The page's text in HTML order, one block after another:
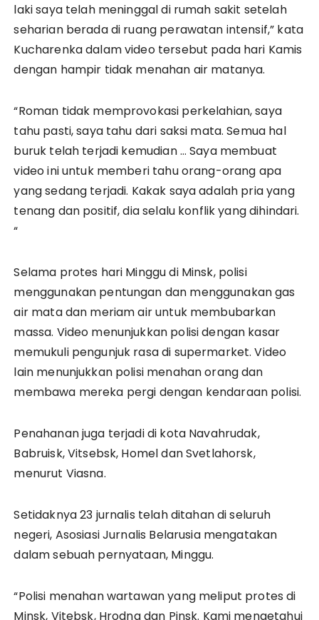
laki saya telah meninggal di rumah sakit setelah
seharian berada di ruang perawatan intensif,” kata
Kucharenka dalam video tersebut pada hari Kamis
dengan hampir tidak menahan air matanya.
“Roman tidak memprovokasi perkelahian, saya
tahu pasti, saya tahu dari saksi mata. Semua hal
buruk telah terjadi kemudian … Saya membuat
video ini untuk memberi tahu orang-orang apa
yang sedang terjadi. Kakak saya adalah pria yang
tenang dan positif, dia selalu konflik yang dihindari.
“
Selama protes hari Minggu di Minsk, polisi
menggunakan pentungan dan menggunakan gas
air mata dan meriam air untuk membubarkan
massa. Video menunjukkan polisi dengan kasar
memukuli pengunjuk rasa di supermarket. Video
lain menunjukkan polisi menahan orang dan
membawa mereka pergi dengan kendaraan polisi.
Penahanan juga terjadi di kota Navahrudak,
Babruisk, Vitsebsk, Homel dan Svetlahorsk,
menurut Viasna.
Setidaknya 23 jurnalis telah ditahan di seluruh
negeri, Asosiasi Jurnalis Belarusia mengatakan
dalam sebuah pernyataan, Minggu.
“Polisi menahan wartawan yang meliput protes di
Minsk, Vitebsk, Hrodna dan Pinsk. Kami mengetahui